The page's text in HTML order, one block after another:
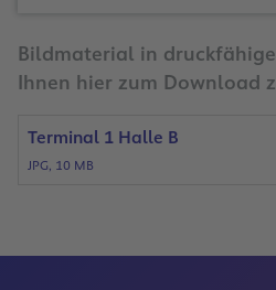
Bildmaterial in
Ihnen hier zum Download
Terminal 1 Halle B
JPG, 10 MB